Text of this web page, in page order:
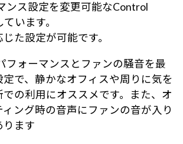
ンス設定を変更可能なControl
います。
た設定が可能です。
フォーマンスとファンの騒音を最
で、静かなオフィスや周りに気を
の利用にオススメです。また、オ
ィング時の音声にファンの音が入り
ります